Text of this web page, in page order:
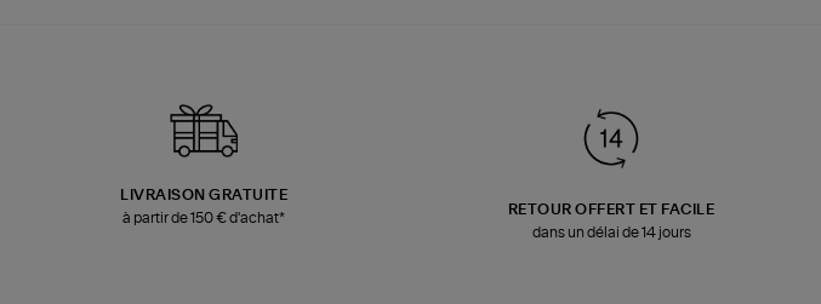
LIVRAISON GRATUITE
à partir de 150 € d'achat*
RETOUR OFFERT ET FACILE
dans un délai de 14 jours